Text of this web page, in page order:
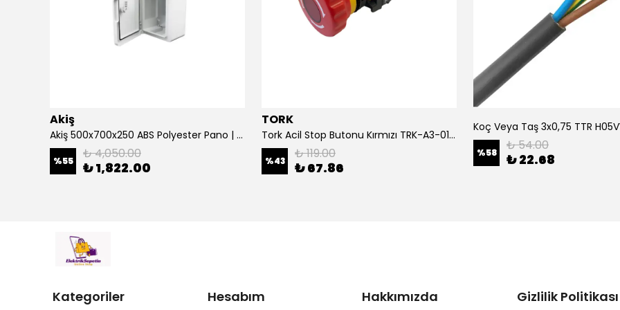
Akiş
Akiş 500x700x250 ABS Polyester Pano | Duvar Pano | Plastik Elektrik Panosu
%55 ₺ 4,050.00
₺ 1,822.00
TORK
Tork Acil Stop Butonu Kırmızı TRK-A3-01ZS Acil Durum Butonu | Kırmızı Mantar Tipi NC1
%43 ₺ 119.00
₺ 67.86
%58 ₺ 54.00
₺ 22.68
Kategoriler Hesabım Hakkımızda Gizlilik Politikası